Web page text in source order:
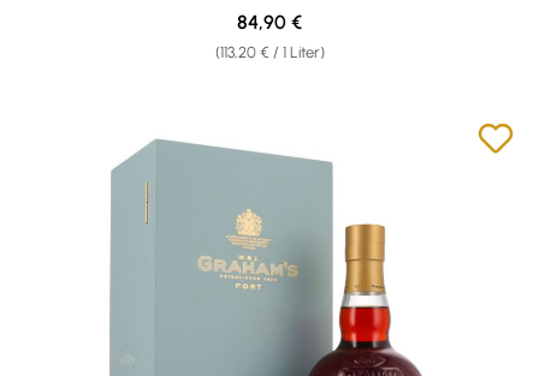
(113,20 € / 1 Liter)
Regulärer Preis:
84,90 €